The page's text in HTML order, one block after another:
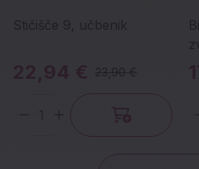
Stičišče 9, učbenik
23,90 €
Količina